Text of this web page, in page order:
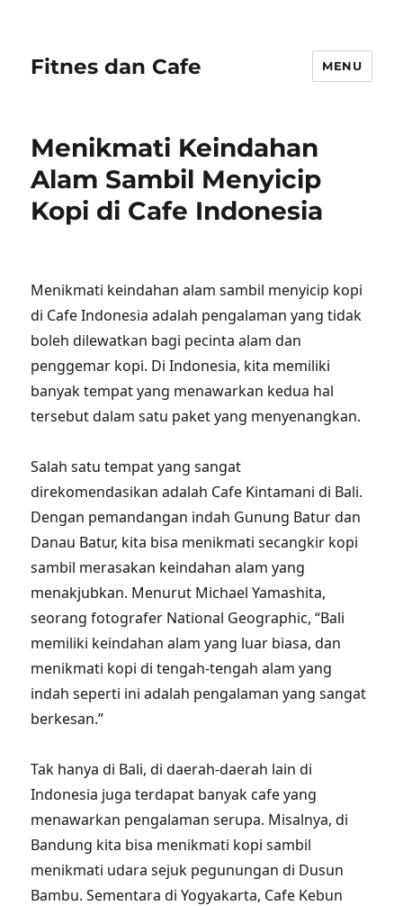
Fitnes dan Cafe MENU
Menikmati Keindahan
Alam Sambil Menyicip
Kopi di Cafe Indonesia
Menikmati keindahan alam sambil menyicip kopi
di Cafe Indonesia adalah pengalaman yang tidak
boleh dilewatkan bagi pecinta alam dan
penggemar kopi. Di Indonesia, kita memiliki
banyak tempat yang menawarkan kedua hal
tersebut dalam satu paket yang menyenangkan.
Salah satu tempat yang sangat
direkomendasikan adalah Cafe Kintamani di Bali.
Dengan pemandangan indah Gunung Batur dan
Danau Batur, kita bisa menikmati secangkir kopi
sambil merasakan keindahan alam yang
menakjubkan. Menurut Michael Yamashita,
seorang fotografer National Geographic, “Bali
memiliki keindahan alam yang luar biasa, dan
menikmati kopi di tengah-tengah alam yang
indah seperti ini adalah pengalaman yang sangat
berkesan.”
Tak hanya di Bali, di daerah-daerah lain di
Indonesia juga terdapat banyak cafe yang
menawarkan pengalaman serupa. Misalnya, di
Bandung kita bisa menikmati kopi sambil
menikmati udara sejuk pegunungan di Dusun
Bambu. Sementara di Yogyakarta, Cafe Kebun